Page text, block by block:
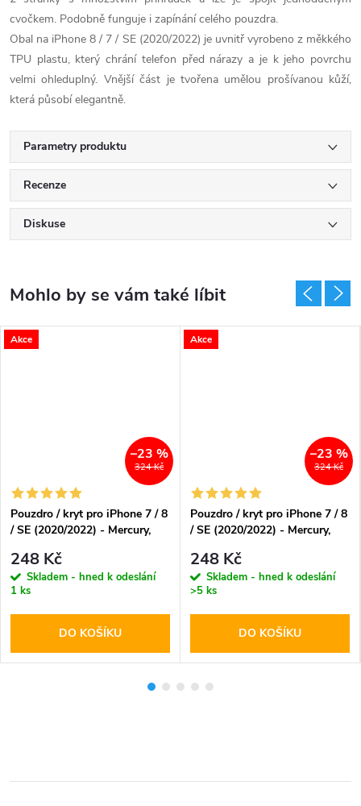
cvočkem. Podobně funguje i zapínání celého pouzdra.
Obal na iPhone 8 / 7 / SE (2020/2022) je uvnitř vyrobeno z měkkého
TPU plastu, který chrání telefon před nárazy a je k jeho povrchu
velmi ohleduplný. Vnější část je tvořena umělou prošívanou kůží,
která působí elegantně.
Parametry produktu
Recenze
Diskuse
Akce
324 Kč
–23 %
Pouzdro / kryt pro iPhone 7 / 8
/ SE (2020/2022) - Mercury,
248 Kč
Skladem - hned k odeslání
1 ks
DO KOŠÍKU
Akce
324 Kč
–23 %
Pouzdro / kryt pro iPhone 7 / 8
/ SE (2020/2022) - Mercury,
248 Kč
Skladem - hned k odeslání
>5 ks
DO KOŠÍKU